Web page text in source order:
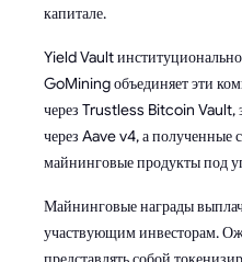
капитале.
Yield Vault
GoMining объединяет эти
через Trustless Bitcoin Vault,
через Aave v4, а полученные
майнинговые продукты под
Майнинговые награды
участвующим инвесторам.